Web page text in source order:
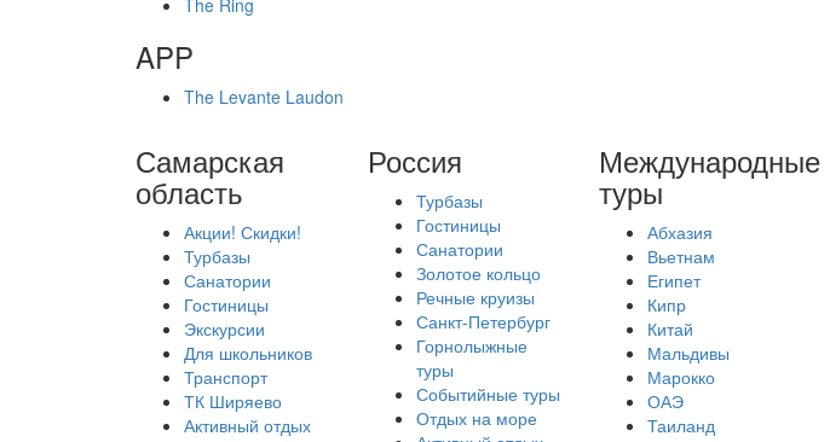
The Ring
APP
The Levante Laudon
Самарская
область
Акции! Скидки!
Турбазы
Санатории
Гостиницы
Экскурсии
Для школьников
Транспорт
ТК Ширяево
Активный отдых
Россия
Турбазы
Гостиницы
Санатории
Золотое кольцо
Речные круизы
Санкт-Петербург
Горнолыжные
туры
Событийные туры
Отдых на море
Международные
туры
Абхазия
Вьетнам
Египет
Кипр
Китай
Мальдивы
Марокко
ОАЭ
Таиланд